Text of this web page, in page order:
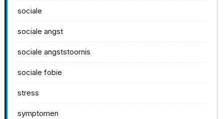
sociale
sociale angst
sociale angststoornis
sociale fobie
stress
symptomen